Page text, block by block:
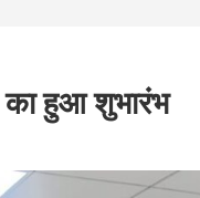
का हुआ शुभारंभ